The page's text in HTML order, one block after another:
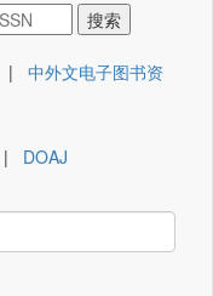
| 中外文电子图书资
| DOAJ